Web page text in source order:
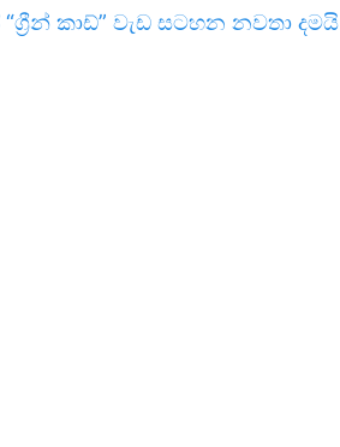
“ග්‍රීන් කාඩ්” වැඩ සටහන නවතා දමයි